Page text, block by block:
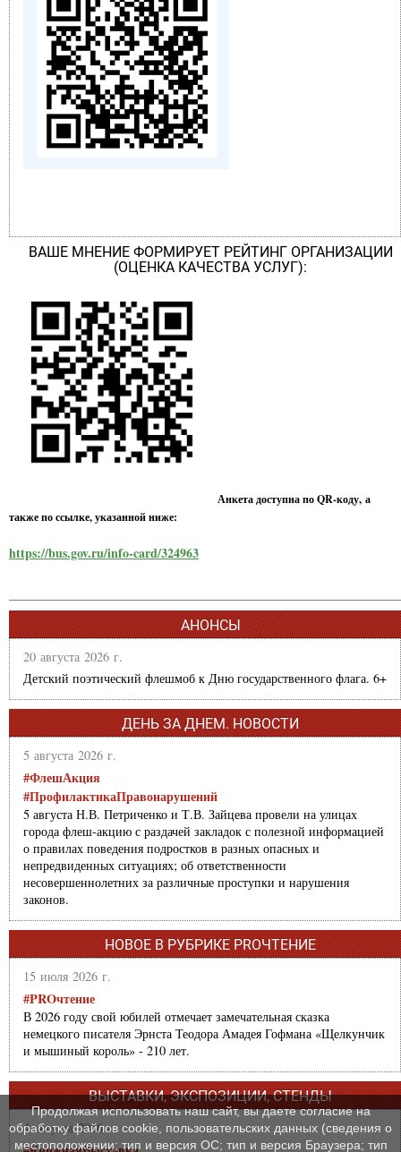
ВАШЕ МНЕНИЕ ФОРМИРУЕТ РЕЙТИНГ ОРГАНИЗАЦИИ
(ОЦЕНКА КАЧЕСТВА УСЛУГ):
Анкета доступна по QR-коду, а
также по ссылке, указанной ниже:
https://bus.gov.ru/info-card/324963
АНОНСЫ
20 августа 2026 г.
Детский поэтический флешмоб к Дню государственного флага. 6+
ДЕНЬ ЗА ДНЕМ. НОВОСТИ
5 августа 2026 г.
#ФлешАкция
#ПрофилактикаПравонарушений
5 августа Н.В. Петриченко и Т.В. Зайцева провели на улицах
города флеш-акцию с раздачей закладок с полезной информацией
о правилах поведения подростков в разных опасных и
непредвиденных ситуациях; об ответственности
несовершеннолетних за различные проступки и нарушения
законов.
НОВОЕ В РУБРИКЕ PROЧТЕНИЕ
15 июля 2026 г.
#PROчтение
В 2026 году свой юбилей отмечает замечательная сказка
немецкого писателя Эрнста Теодора Амадея Гофмана «Щелкунчик
и мышиный король» - 210 лет.
ВЫСТАВКИ, ЭКСПОЗИЦИИ, СТЕНДЫ
4 августа 2026 г.
Продолжая использовать наш сайт, вы даете согласие на
обработку файлов cookie, пользовательских данных (сведения о
местоположении; тип и версия ОС; тип и версия Браузера; тип